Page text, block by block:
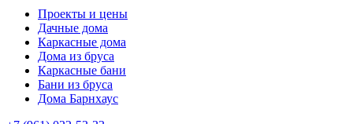
Проекты и цены
Дачные дома
Каркасные дома
Дома из бруса
Каркасные бани
Бани из бруса
Дома Барнхаус